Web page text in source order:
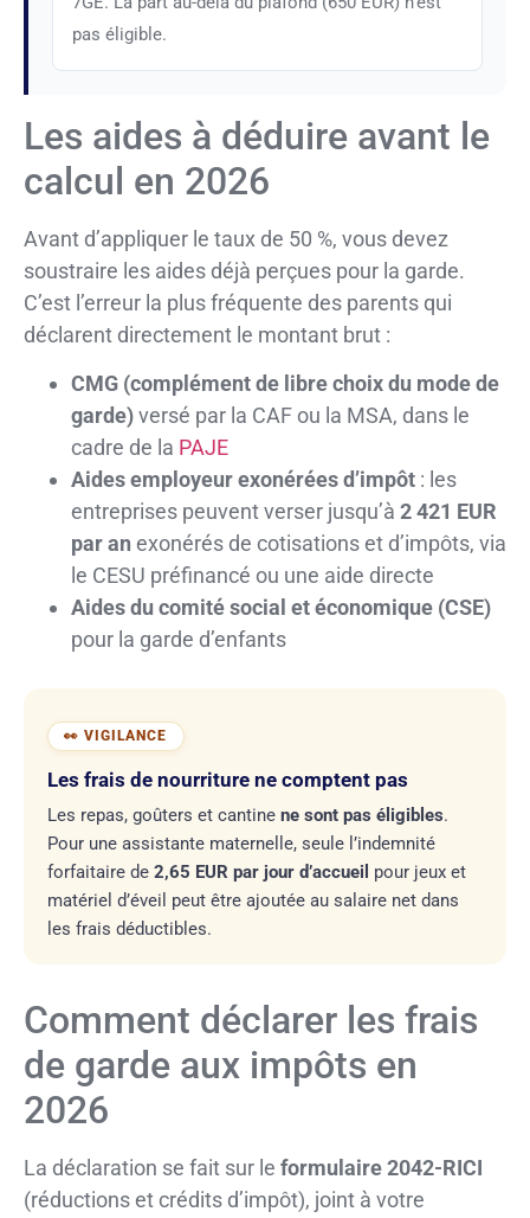
pas éligible.
Les aides à déduire avant le
calcul en 2026
Avant d’appliquer le taux de 50 %, vous devez
soustraire les aides déjà perçues pour la garde.
C’est l’erreur la plus fréquente des parents qui
déclarent directement le montant brut :
CMG (complément de libre choix du mode de
garde)versé par la CAF ou la MSA, dans le
cadre de la PAJE
Aides employeur exonérées d’impôt : les
entreprises peuvent verser jusqu’à 2 421 EUR
par an exonérés de cotisations et d’impôts, via
le CESU préfinancé ou une aide directe
Aides du comité social et économique (CSE)
pour la garde d’enfants
Les frais de nourriture ne comptent pas
Les repas, goûters et cantine ne sont pas éligibles.
Pour une assistante maternelle, seule l’indemnité
forfaitaire de 2,65 EUR par jour d’accueil pour jeux et
matériel d’éveil peut être ajoutée au salaire net dans
les frais déductibles.
Comment déclarer les frais
de garde aux impôts en
2026
La déclaration se fait sur le formulaire 2042-RICI
(réductions et crédits d’impôt), joint à votre